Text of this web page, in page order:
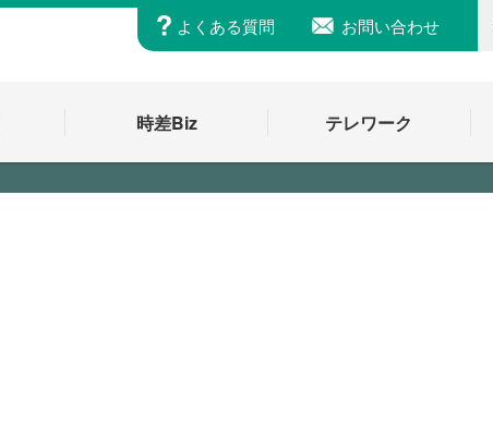
よくある質問 お問い合わせ
時差Biz テレワーク